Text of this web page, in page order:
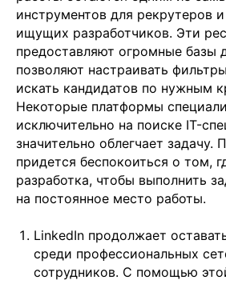
инструментов для рекрутеров
ищущих разработчиков. Эти
предоставляют огромные базы
позволяют настраивать
искать кандидатов по нужным
Некоторые платформы
исключительно на поиске IT-
значительно облегчает задачу.
придется беспокоиться о том,
разработка, чтобы выполнить
на постоянное место работы.
LinkedIn продолжает
среди профессиональных
сотрудников. С помощью